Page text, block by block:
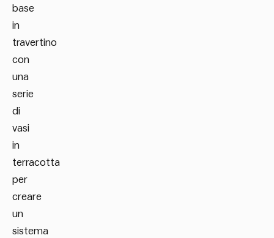
base
in
travertino
con
una
serie
di
vasi
in
terracotta
per
creare
un
sistema